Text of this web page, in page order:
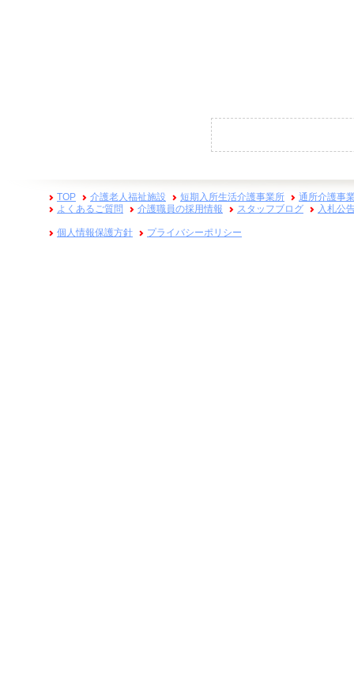
TOP 介護老人福祉施設 短期入所生活介護事業所
通所介護事
よくあるご質問
介護職員の採用情報 スタッフブログ 入札公
個人情報保護方針 プライバシーポリシー